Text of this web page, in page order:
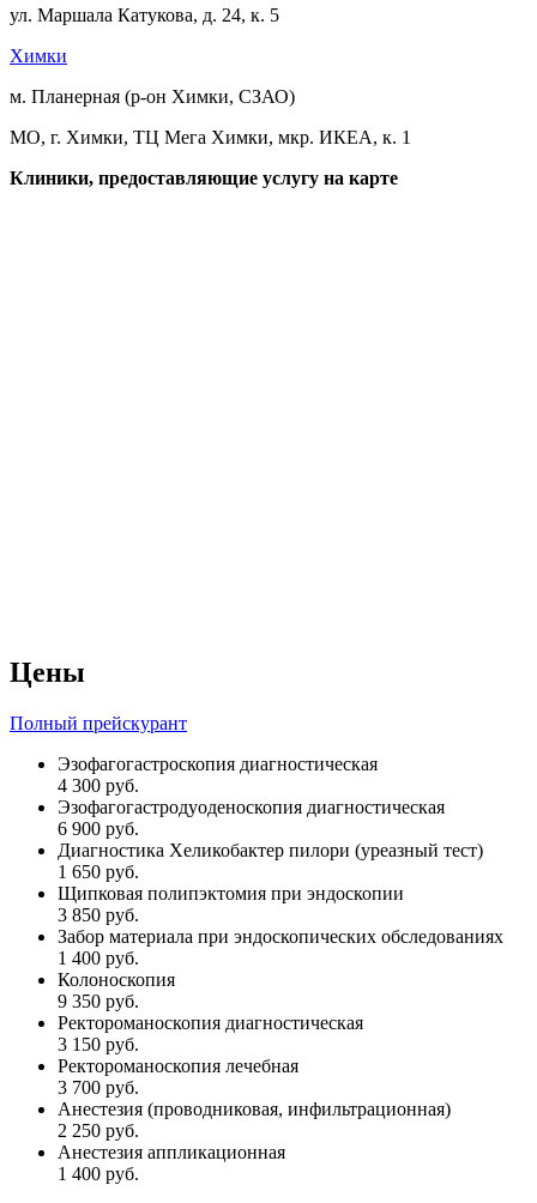
ул. Маршала Катукова, д. 24, к. 5
Химки
м. Планерная (р-он Химки, СЗАО)
МО, г. Химки, ТЦ Мега Химки, мкр. ИКЕА, к. 1
Клиники, предоставляющие услугу на карте
Цены
Полный прейскурант
Эзофагогастроскопия диагностическая
4 300 руб.
Эзофагогастродуоденоскопия диагностическая
6 900 руб.
Диагностика Хеликобактер пилори (уреазный тест)
1 650 руб.
Щипковая полипэктомия при эндоскопии
3 850 руб.
Забор материала при эндоскопических обследованиях
1 400 руб.
Колоноскопия
9 350 руб.
Ректороманоскопия диагностическая
3 150 руб.
Ректороманоскопия лечебная
3 700 руб.
Анестезия (проводниковая, инфильтрационная)
2 250 руб.
Анестезия аппликационная
1 400 руб.